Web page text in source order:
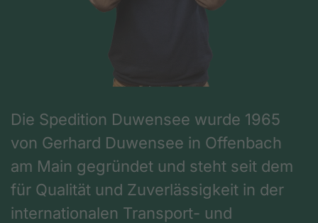
Die Spedition Duwensee wurde 1965
von Gerhard Duwensee in Offenbach
am Main gegründet und steht seit dem
für Qualität und Zuverlässigkeit in der
internationalen Transport- und